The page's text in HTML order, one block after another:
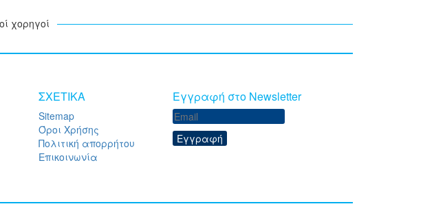
χορηγοί
ΣΧΕΤΙΚΑ
Sitemap
Όροι Χρήσης
Πολιτική απορρήτου
Επικοινωνία
Eγγραφή στο Newsletter
Εγγραφή